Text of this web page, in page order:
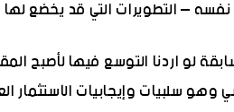
– التطويرات التي قد يخضع لها
لو اردنا التوسع فيها لأصبح
سلبيات وإيجابيات الاستثمار